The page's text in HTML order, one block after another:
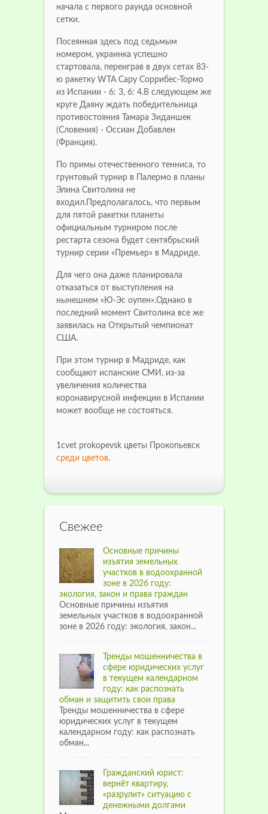
начала с первого раунда основной
сетки.
Посеянная здесь под седьмым
номером, украинка успешно
стартовала, переиграв в двух сетах 83-
ю ракетку WTA Сару Соррибес-Тормо
из Испании - 6: 3, 6: 4.В следующем же
круге Даяну ждать победительница
противостояния Тамара Зиданшек
(Словения) - Оссиан Добавлен
(Франция).
По примы отечественного тенниса, то
грунтовый турнир в Палермо в планы
Элина Свитолина не
входил.Предполагалось, что первым
для пятой ракетки планеты
официальным турниром после
рестарта сезона будет сентябрьский
турнир серии «Премьер» в Мадриде.
Для чего она даже планировала
отказаться от выступления на
нынешнем «Ю-Эс оупен».Однако в
последний момент Свитолина все же
заявилась на Открытый чемпионат
США.
При этом турнир в Мадриде, как
сообщают испанские СМИ, из-за
увеличения количества
коронавирусной инфекции в Испании
может вообще не состояться.
1cvet prokopevsk цветы Прокопьевск
среди цветов.
Свежее
Основные причины
изъятия земельных
участков в водоохранной
зоне в 2026 году:
экология, закон и права граждан
Основные причины изъятия
земельных участков в водоохранной
зоне в 2026 году: экология, закон...
Тренды мошенничества в
сфере юридических услуг
в текущем календарном
году: как распознать
обман и защитить свои права
Тренды мошенничества в сфере
юридических услуг в текущем
календарном году: как распознать
обман...
Гражданский юрист:
вернёт квартиру,
«разрулит» ситуацию с
денежными долгами